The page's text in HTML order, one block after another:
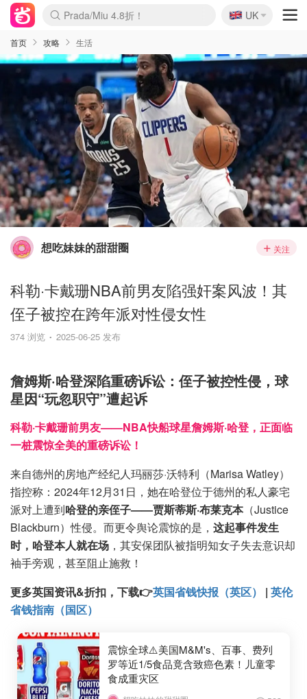
麦卢卡蜂蜜夏促！个位数！
Prada/Miu 4.8折！
啥？必胜客披萨5折！
🇬🇧
UK
首页 攻略 生活
想吃妹妹的甜甜圈 关注
科勒·卡戴珊NBA前男友陷强奸案风波！其
侄子被控在跨年派对性侵女性
374 浏览 2025-06-25 发布
詹姆斯·哈登深陷重磅诉讼：侄子被控性侵，球
星因“玩忽职守”遭起诉
科勒·卡戴珊前男友——NBA快船球星詹姆斯·哈登，正面临
一桩震惊全美的重磅诉讼！
来自德州的房地产经纪人玛丽莎·沃特利（Marisa Watley）
指控称：2024年12月31日，她在哈登位于德州的私人豪宅
派对上遭到哈登的亲侄子——贾斯蒂斯·布莱克本（Justice
Blackburn）性侵。而更令舆论震惊的是， 这起事件发生
时，哈登本人就在场 ，其安保团队被指明知女子失去意识却
袖手旁观，甚至阻止施救！
更多英国资讯&折扣，下载👉英国省钱快报（英区） | 英伦
省钱指南（国区）
震惊全球⚠️美国M&M's、百事、费列
罗等近1/5食品竟含致癌色素！儿童零
食成重灾区